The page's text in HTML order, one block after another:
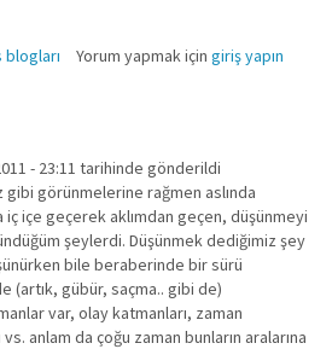
Yorum yapmak için giriş yapın
- 23:11 tarihinde gönderildi
gibi görünmelerine rağmen aslında
içe geçerek aklımdan geçen, düşünmeyi
şeylerdi. Düşünmek dediğimiz şey
bile beraberinde bir sürü
(artık, gübür, saçma.. gibi de)
var, olay katmanları, zaman
anlam da çoğu zaman bunların aralarına